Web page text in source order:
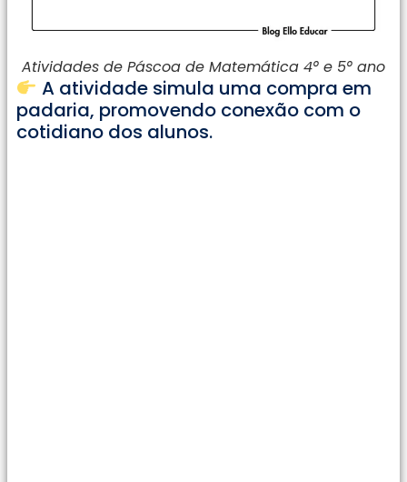
Atividades de Páscoa de Matemática 4° e 5° ano
A atividade simula uma compra em
padaria, promovendo conexão com o
cotidiano dos alunos.